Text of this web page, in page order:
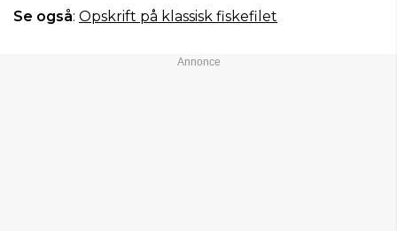
Se også: Opskrift på klassisk fiskefilet